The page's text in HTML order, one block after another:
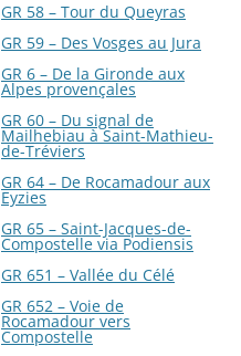
GR 58 – Tour du Queyras
GR 59 – Des Vosges au Jura
GR 6 – De la Gironde aux
Alpes provençales
GR 60 – Du signal de
Mailhebiau à Saint-Mathieu-
de-Tréviers
GR 64 – De Rocamadour aux
Eyzies
GR 65 – Saint-Jacques-de-
Compostelle via Podiensis
GR 651 – Vallée du Célé
GR 652 – Voie de
Rocamadour vers
Compostelle